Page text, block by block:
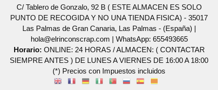
C/ Tablero de Gonzalo, 92 B ( ESTE ALMACEN ES SOLO
PUNTO DE RECOGIDA Y NO UNA TIENDA FISICA) - 35017
Las Palmas de Gran Canaria, Las Palmas - (España) |
hola@elrinconscrap.com | WhatsApp: 655493665
Horario: ONLINE: 24 HORAS / ALMACEN: ( CONTACTAR
SIEMPRE ANTES ) DE LUNES A VIERNES DE 16:00 A 18:00
(*) Precios con Impuestos incluidos